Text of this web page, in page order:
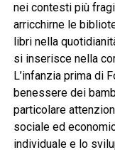
nei contesti più
arricchirne le
libri nella
si inserisce nella
L’infanzia prima di
benessere dei
particolare
sociale ed
individuale e lo